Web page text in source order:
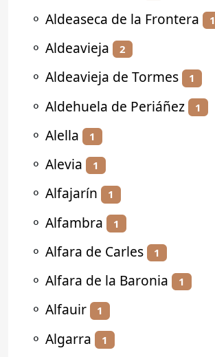
⚬ Aldeaseca de la Frontera 1
⚬ Aldeavieja 2
⚬ Aldeavieja de Tormes 1
⚬ Aldehuela de Periáñez 1
⚬ Alella 1
⚬ Alevia 1
⚬ Alfajarín 1
⚬ Alfambra 1
⚬ Alfara de Carles 1
⚬ Alfara de la Baronia 1
⚬ Alfauir 1
⚬ Algarra 1